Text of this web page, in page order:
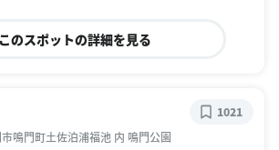
このスポットの詳細を見る
鳴門町土佐泊浦福池 内 鳴門公園
1021